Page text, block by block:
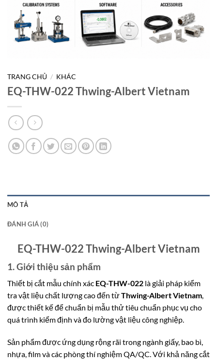
TRANG CHỦ / KHÁC
EQ-THW-022 Thwing-Albert Vietnam
MÔ TẢ
ĐÁNH GIÁ (0)
EQ-THW-022 Thwing-Albert Vietnam
1. Giới thiệu sản phẩm
Thiết bị cắt mẫu chính xác EQ-THW-022 là giải pháp kiểm
tra vật liệu chất lượng cao đến từThwing-Albert Vietnam,
được thiết kế để chuẩn bị mẫu thử tiêu chuẩn phục vụ cho
quá trình kiểm định và đo lường vật liệu công nghiệp.
Sản phẩm được ứng dụng rộng rãi trong ngành giấy, bao bì,
nhựa, film và các phòng thí nghiệm QA/QC. Với khả năng cắt